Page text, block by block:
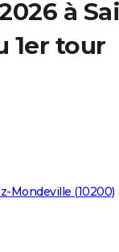
à
1er tour
Mondeville (10200)